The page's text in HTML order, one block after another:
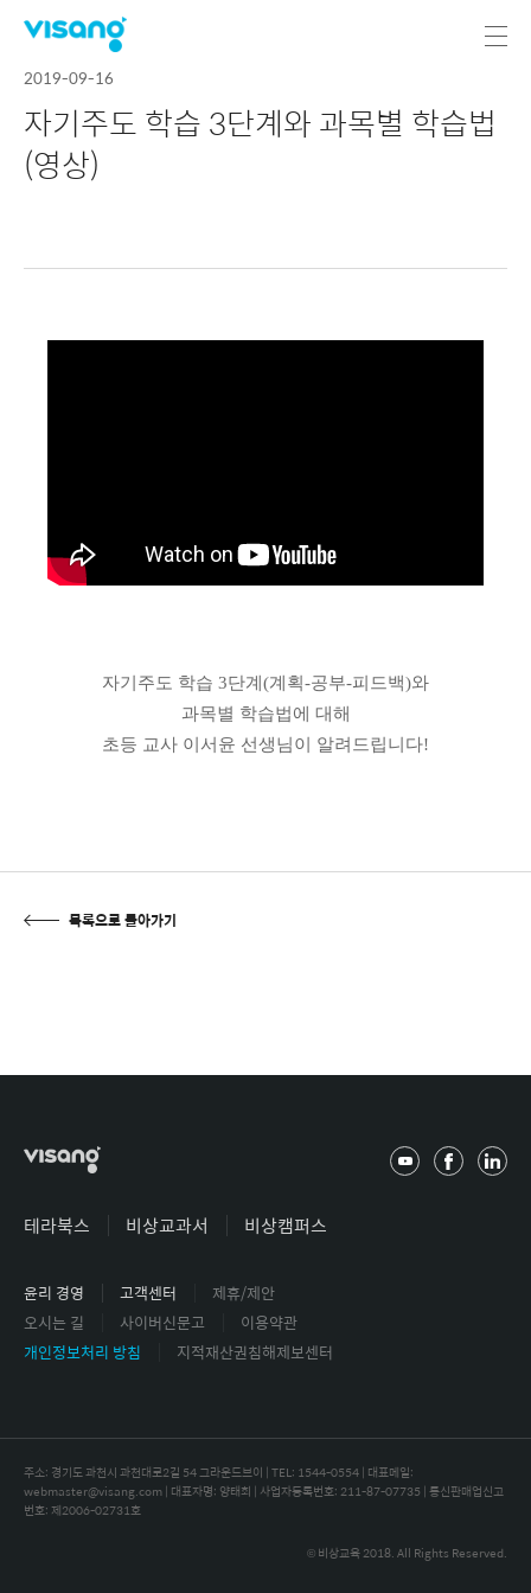
2019-09-16
자기주도 학습 3단계와 과목별 학습법
(영상)
자기주도 학습 3단계(계획-공부-피드백)와
과목별 학습법에 대해
초등 교사 이서윤 선생님이 알려드립니다!
목록으로 돌아가기
테라북스 비상교과서 비상캠퍼스
윤리 경영 고객센터
제휴/제안
오시는 길
사이버신문고
이용약관
개인정보처리 방침
지적재산권침해제보센터
유
페
링
주소: 경기도 과천시 과천대로2길 54 그라운드브이 | TEL: 1544-0554 | 대표메일:
webmaster@visang.com | 대표자명: 양태회 | 사업자등록번호: 211-87-07735 | 통신판매업신고
번호: 제2006-02731호
© 비상교육 2018. All Rights Reserved.